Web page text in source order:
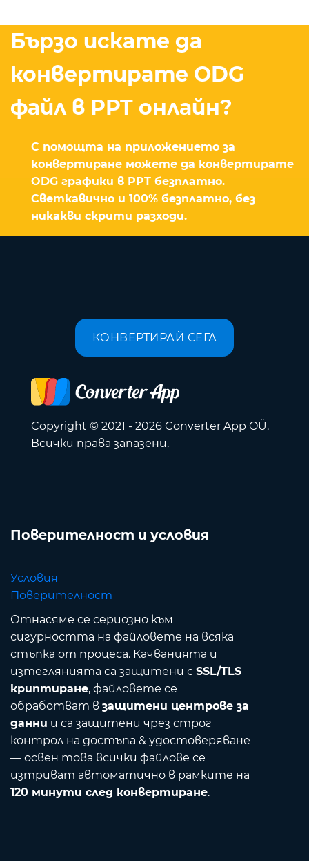
Бързо искате да
конвертирате ODG
файл в PPT онлайн?
С помощта на приложението за
конвертиране можете да конвертирате
ODG графики в PPT безплатно.
Светкавично и 100% безплатно, без
никакви скрити разходи.
КОНВЕРТИРАЙ СЕГА
Copyright © 2021 - 2026 Converter App OÜ.
Всички права запазени.
Поверителност и условия
Условия
Поверителност
Отнасяме се сериозно към
сигурността на файловете на всяка
стъпка от процеса. Качванията и
изтеглянията са защитени с SSL/TLS
криптиране, файловете се
обработват в защитени центрове за
данни и са защитени чрез строг
контрол на достъпа & удостоверяване
— освен това всички файлове се
изтриват автоматично в рамките на
120 минути след конвертиране.